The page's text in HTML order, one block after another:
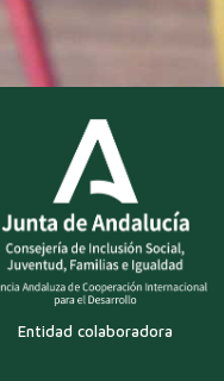
Entidad colaboradora